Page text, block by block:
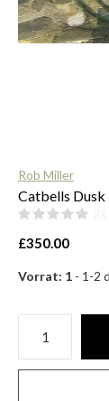
Rob Miller
Catbells Dusk
£350.00
Vorrat: 1 - 1-2